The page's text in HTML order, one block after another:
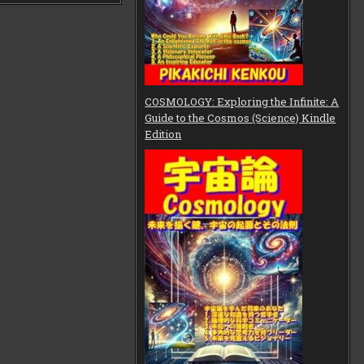
COSMOLOGY: Exploring the Infinite: A
Guide to the Cosmos (Science) Kindle
Edition